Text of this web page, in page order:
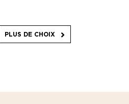
PLUS DE CHOIX